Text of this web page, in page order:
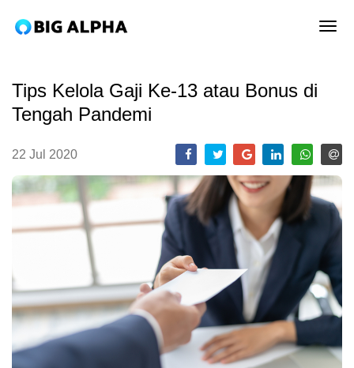
Tips Kelola Gaji Ke-13 atau Bonus di
Tengah Pandemi
22 Jul 2020